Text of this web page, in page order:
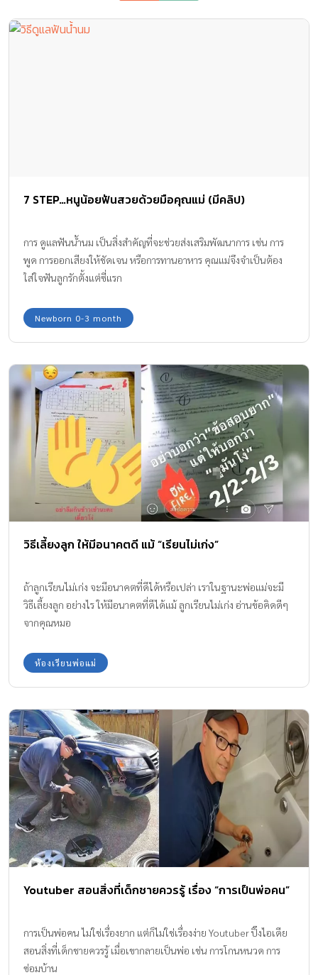
7 STEP…หนูน้อยฟันสวยด้วยมือคุณแม่ (มีคลิป)
การ ดูแลฟันน้ำนม เป็นสิ่งสำคัญที่จะช่วยส่งเสริมพัฒนาการ เช่น การ
พูด การออกเสียงให้ชัดเจน หรือการทานอาหาร คุณแม่จึงจำเป็นต้อง
ใส่ใจฟันลูกรักตั้งแต่ซี่แรก
Newborn 0-3 month
วิธีเลี้ยงลูก ให้มีอนาคตดี แม้ “เรียนไม่เก่ง”
ถ้าลูกเรียนไม่เก่ง จะมีอนาคตที่ดีได้หรือเปล่า เราในฐานะพ่อแม่จะมี
วิธีเลี้ยงลูก อย่างไร ให้มีอนาคตที่ดีได้แม้ ลูกเรียนไม่เก่ง อ่านข้อคิดดีๆ
จากคุณหมอ
ห้องเรียนพ่อแม่
Youtuber สอนสิ่งที่เด็กชายควรรู้ เรื่อง “การเป็นพ่อคน”
การเป็นพ่อคน ไม่ใช่เรื่องยาก แต่ก็ไม่ใช่เรื่องง่าย Youtuber ปิ๊งไอเดีย
สอนสิ่งที่เด็กชายควรรู้ เมื่อเขากลายเป็นพ่อ เช่น การโกนหนวด การ
ซ่อมบ้าน